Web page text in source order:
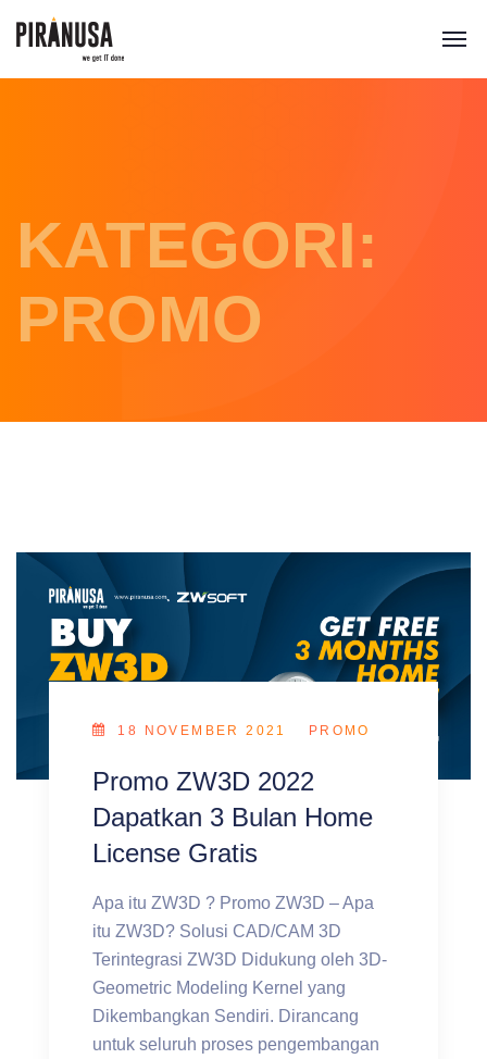
KATEGORI:
PROMO
18 NOVEMBER 2021 PROMO
Promo ZW3D 2022
Dapatkan 3 Bulan Home
License Gratis
Apa itu ZW3D ? Promo ZW3D – Apa
itu ZW3D? Solusi CAD/CAM 3D
Terintegrasi ZW3D Didukung oleh 3D-
Geometric Modeling Kernel yang
Dikembangkan Sendiri. Dirancang
untuk seluruh proses pengembangan